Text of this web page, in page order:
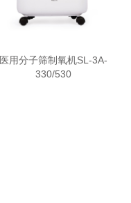
医用分子筛制氧机SL-3A-
330/530